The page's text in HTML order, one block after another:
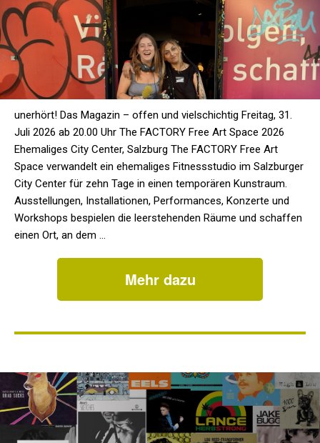
unerhört! Das Magazin – offen und vielschichtig Freitag, 31.
Juli 2026 ab 20.00 Uhr The FACTORY Free Art Space 2026
Ehemaliges City Center, Salzburg The FACTORY Free Art
Space verwandelt ein ehemaliges Fitnessstudio im Salzburger
City Center für zehn Tage in einen temporären Kunstraum.
Ausstellungen, Installationen, Performances, Konzerte und
Workshops bespielen die leerstehenden Räume und schaffen
einen Ort, an dem …
Mehr dazu